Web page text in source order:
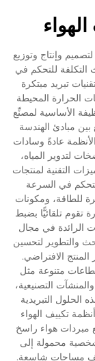
وإنتاج وتوزيع
التكلفة للتحكم في
تبريد مبتكرة
الحرارة المحيطة
الأساسية لمصنِّع
مبادئ الهندسة
عادةً وسادات
لتدوير المياه،
التقنية لمنتجات
في السرعة
للطاقة، ومكونات
تقوم تلقائيًّا بضبط
الرائدة في مجال
والتطوير لتحسين
المنتج الافتراضي.
متنوعة مثل
التصنيعية،
الحلول التبريدية
تكييف الهواء
مبردات هواء راسخ
محمولة إلى
مساحات شاسعة.